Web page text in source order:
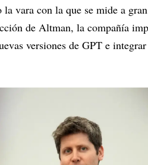
la vara con la que se mide a
de Altman, la compañía
versiones de GPT e